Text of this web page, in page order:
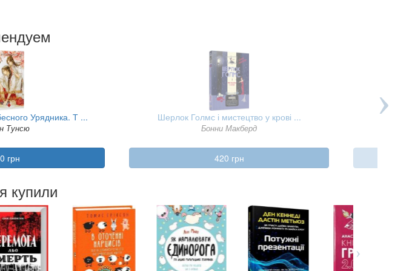
Урядника. Т ...
Тунсю
грн
Шерлок Голмс і мистецтво у крові ...
Бонни Макберд
420 грн
Self
купили